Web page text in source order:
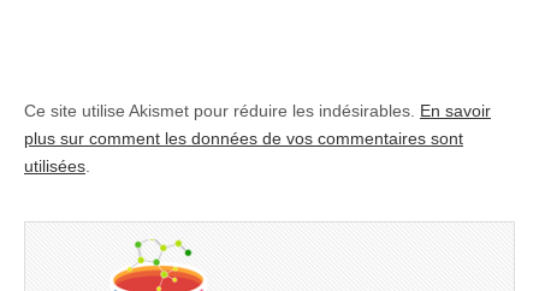
Ce site utilise Akismet pour réduire les indésirables. En savoir
plus sur comment les données de vos commentaires sont
utilisées